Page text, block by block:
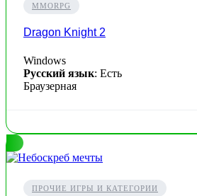
MMORPG
Dragon Knight 2
Windows
Русский язык: Есть
Браузерная
ПРОЧИЕ ИГРЫ И КАТЕГОРИИ